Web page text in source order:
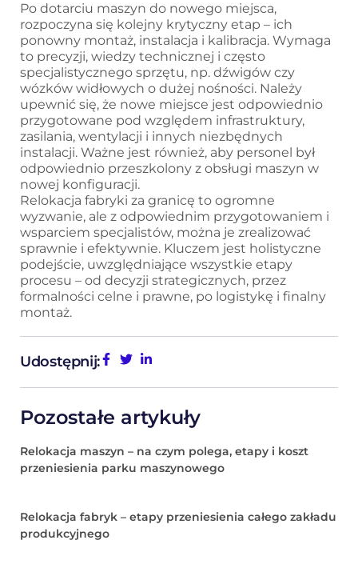
Po dotarciu maszyn do nowego miejsca,
rozpoczyna się kolejny krytyczny etap – ich
ponowny montaż, instalacja i kalibracja. Wymaga
to precyzji, wiedzy technicznej i często
specjalistycznego sprzętu, np. dźwigów czy
wózków widłowych o dużej nośności. Należy
upewnić się, że nowe miejsce jest odpowiednio
przygotowane pod względem infrastruktury,
zasilania, wentylacji i innych niezbędnych
instalacji. Ważne jest również, aby personel był
odpowiednio przeszkolony z obsługi maszyn w
nowej konfiguracji.
Relokacja fabryki za granicę to ogromne
wyzwanie, ale z odpowiednim przygotowaniem i
wsparciem specjalistów, można je zrealizować
sprawnie i efektywnie. Kluczem jest holistyczne
podejście, uwzględniające wszystkie etapy
procesu – od decyzji strategicznych, przez
formalności celne i prawne, po logistykę i finalny
montaż.
Udostępnij:
Pozostałe artykuły
Relokacja maszyn – na czym polega, etapy i koszt
przeniesienia parku maszynowego
Relokacja fabryk – etapy przeniesienia całego zakładu
produkcyjnego